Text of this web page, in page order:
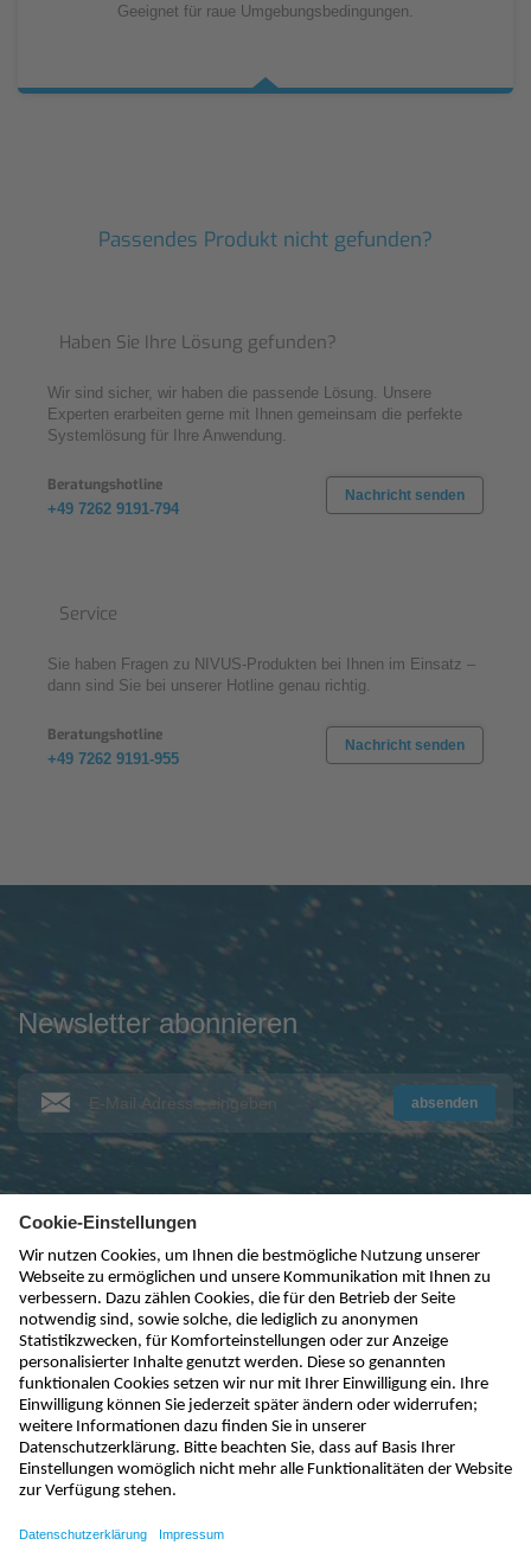
Geeignet für raue Umgebungsbedingungen.
Passendes Produkt nicht gefunden?
Haben Sie Ihre Lösung gefunden?
Wir sind sicher, wir haben die passende Lösung. Unsere
Experten erarbeiten gerne mit Ihnen gemeinsam die perfekte
Systemlösung für Ihre Anwendung.
Beratungshotline
+49 7262 9191-794
Nachricht senden
Service
Sie haben Fragen zu NIVUS-Produkten bei Ihnen im Einsatz –
dann sind Sie bei unserer Hotline genau richtig.
Beratungshotline
+49 7262 9191-955
Nachricht senden
Newsletter abonnieren
absenden
kontakt@nivus.com
+49 7262 9191-0
sales@nivus.com
+49 7262 9191-794
hotline@nivus.com